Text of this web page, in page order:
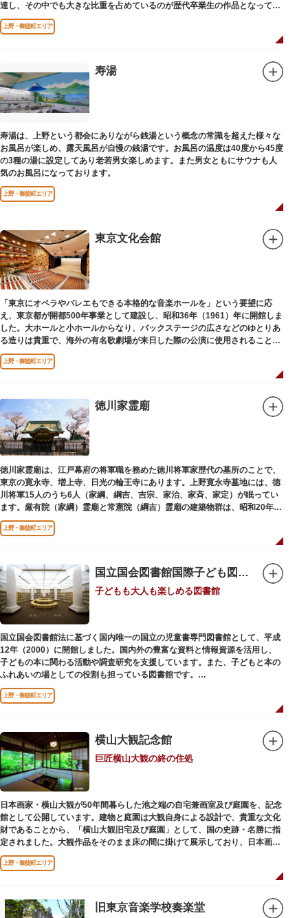
達し、その中でも大きな比重を占めているのが歴代卒業生の作品となってい
ます。
上野・御徒町エリア
寿湯
寿湯は、上野という都会にありながら銭湯という概念の常識を超えた様々な
お風呂が楽しめ、露天風呂が自慢の銭湯です。お風呂の温度は40度から45度
の3種の湯に設定してあり老若男女楽しめます。また男女ともにサウナも人
気のお風呂になっております。
上野・御徒町エリア
東京文化会館
「東京にオペラやバレエもできる本格的な音楽ホールを」という要望に応
え、東京都が開都500年事業として建設し、昭和36年（1961）年に開館しま
した。大ホールと小ホールからなり、バックステージの広さなどのゆとりあ
る造りは貴重で、海外の有名歌劇場が来日した際の公演に使用されることが
多いホールです。
上野・御徒町エリア
徳川家霊廟
徳川家霊廟は、江戸幕府の将軍職を務めた徳川将軍家歴代の墓所のことで、
東京の寛永寺、増上寺、日光の輪王寺にあります。上野寛永寺墓地には、徳
川将軍15人のうち6人（家綱、綱吉、吉宗、家治、家斉、家定）が眠ってい
ます。厳有院（家綱）霊廟と常憲院（綱吉）霊廟の建築物群は、昭和20年
（1945）の空襲で大部分を焼失しました。
上野・御徒町エリア
国立国会図書館国際子ども図書館
子どもも大人も楽しめる図書館
国立国会図書館法に基づく国内唯一の国立の児童書専門図書館として、平成
12年（2000）に開館しました。国内外の豊富な資料と情報資源を活用し、
子どもの本に関わる活動や調査研究を支援しています。また、子どもと本の
ふれあいの場としての役割も担っている図書館です。
レンガ棟は、明治39年（1906）に建てられた帝国図書館の建物を保存・再
利用しています。
上野・御徒町エリア
横山大観記念館
巨匠横山大観の終の住処
日本画家・横山大観が50年間暮らした池之端の自宅兼画室及び庭園を、記念
館として公開しています。建物と庭園は大観自身による設計で、貴重な文化
財であることから、「横山大観旧宅及び庭園」として、国の史跡・名勝に指
定されました。大観作品をそのまま床の間に掛けて展示しており、日本画本
来の楽しみ方を体験できる貴重な空間です。
上野・御徒町エリア
旧東京音楽学校奏楽堂